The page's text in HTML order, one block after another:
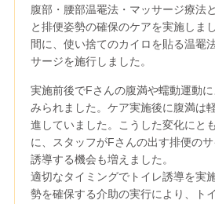
腹部・腰部温罨法・マッサージ療法
と排便姿勢の確保のケアを実施しま
間に、使い捨てのカイロを貼る温罨
サージを施行しました。
実施前後でFさんの腹満や蠕動運動
みられました。ケア実施後に腹満は
進していました。こうした変化にと
に、スタッフがFさんの出す排便の
誘導する機会も増えました。
適切なタイミングでトイレ誘導を実
勢を確保する介助の実行により、ト